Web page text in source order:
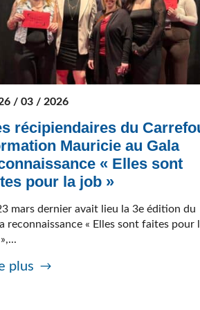
/ 03 / 2026
récipiendaires du
Mauricie au Gala
« Elles sont
pour la job »
mars dernier avait lieu la 3e édition du
reconnaissance « Elles sont faites pour
plus